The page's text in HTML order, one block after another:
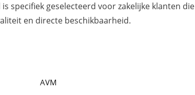
specifiek geselecteerd voor zakelijke klanten die
en directe beschikbaarheid.
AVM